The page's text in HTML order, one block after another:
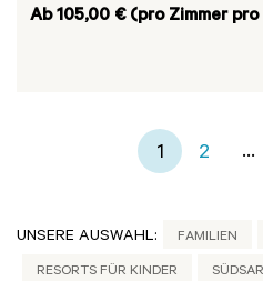
Ab 105,00 € (pro Zimmer
1 2 ...
UNSERE AUSWAHL: FAMILIEN
RESORTS FÜR KINDER